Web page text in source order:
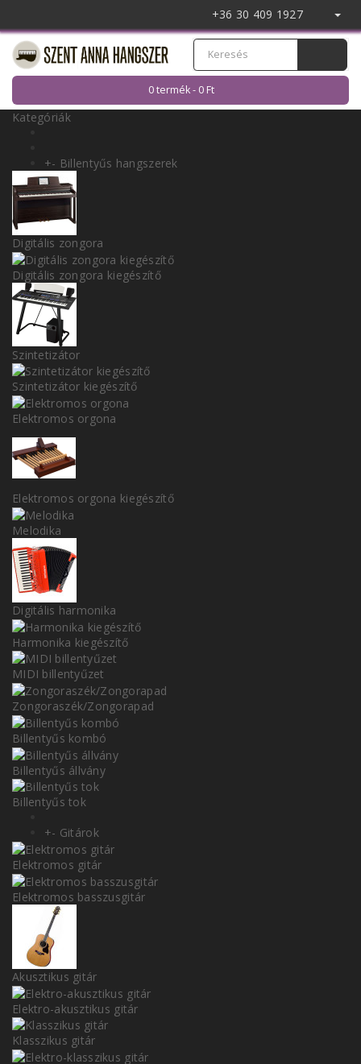
+36 30 409 1927
0 termék - 0 Ft
Kategóriák
+- Billentyűs hangszerek
Digitális zongora
Digitális zongora kiegészítő
Szintetizátor
Szintetizátor kiegészítő
Elektromos orgona
Elektromos orgona kiegészítő
Melodika
Digitális harmonika
Harmonika kiegészítő
MIDI billentyűzet
Zongoraszék/Zongorapad
Billentyűs kombó
Billentyűs állvány
Billentyűs tok
+- Gitárok
Elektromos gitár
Elektromos basszusgitár
Akusztikus gitár
Elektro-akusztikus gitár
Klasszikus gitár